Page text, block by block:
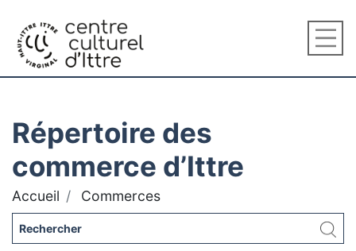
Répertoire des
commerce d’Ittre
Accueil Commerces